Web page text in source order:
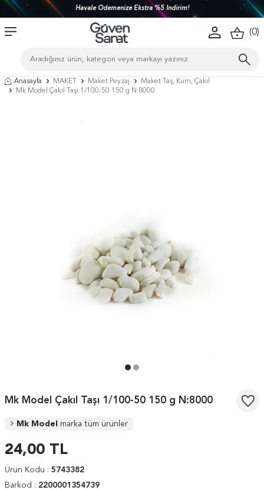
Havale Ödemenize Ekstra %5 İndirim!
(0)
Anasayfa MAKET Maket Peyzaj
Maket Taş, Kum, Çakıl
Mk Model Çakıl Taşı 1/100-50 150 g N:8000
Mk Model Çakıl Taşı 1/100-50 150 g N:8000
Mk Model marka tüm ürünler
24,00 TL
Ürün Kodu : 5743382
Barkod : 2200001354739